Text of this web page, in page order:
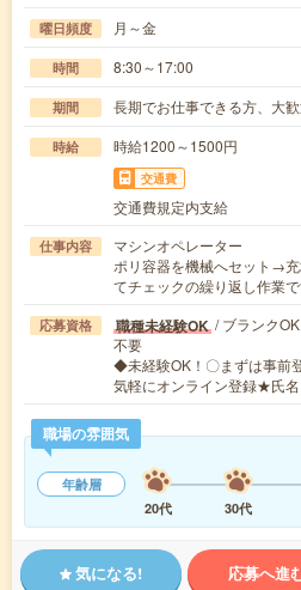
曜日頻度 月～金
時間 8:30～17:00
期間 長期でお仕事できる方、大歓
時給 時給1200～1500円
交通費
交通費規定内支給
仕事内容
マシンオペレーター
ポリ容器を機械へセット→
てチェックの繰り返し作業
応募資格 職種未経験OK / ブランク
不要
◆未経験OK！〇まずは事前
気軽にオンライン登録★氏
職場の雰囲気
年齢層
20代
30代
気になる! 応募へ進